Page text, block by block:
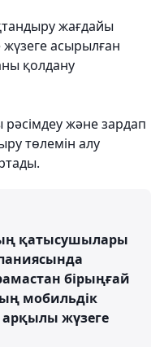
жағдайы
асырылған
қолдану
және зардап
төлемін алу
қатысушылары
бірыңғай
мобильдік
жүзеге